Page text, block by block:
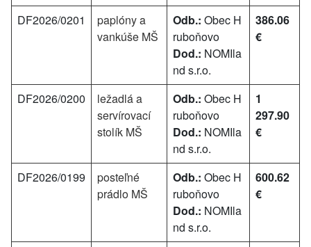
DF2026/0201
paplóny a
vankúše MŠ
Odb.: Obec H
ruboňovo
Dod.: NOMIla
nd s.r.o.
386.06
€
DF2026/0200
ležadlá a
servírovací
stolík MŠ
Odb.: Obec H
ruboňovo
Dod.: NOMIla
nd s.r.o.
1
297.90
€
DF2026/0199
posteľné
prádlo MŠ
Odb.: Obec H
ruboňovo
Dod.: NOMIla
nd s.r.o.
600.62
€